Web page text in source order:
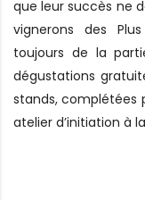
que leur succès ne
vignerons des
toujours de la
dégustations
stands, complétées
atelier d’initiation à